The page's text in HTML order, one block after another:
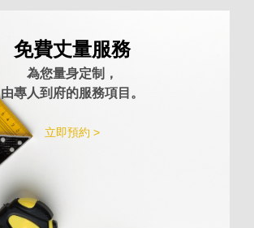
免費丈量服務
為您量身定制，
由專人到府的服務項目。
立即預約 >